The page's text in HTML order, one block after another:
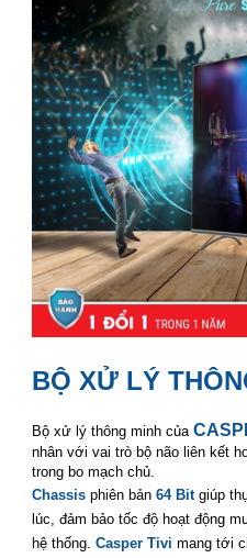
BỘ XỬ LÝ
Bộ xử lý thông minh của
nhân với vai trò bộ não liên kết
trong bo mạch chủ.
Chassis phiên bản 64 Bitgiúp
lúc, đảm bảo tốc độ hoạt động
hệ thống. Casper Tivi mang tới